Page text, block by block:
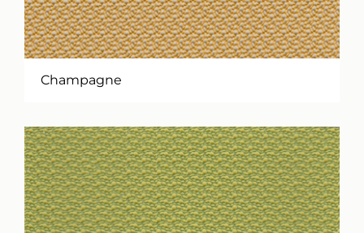
Champagne